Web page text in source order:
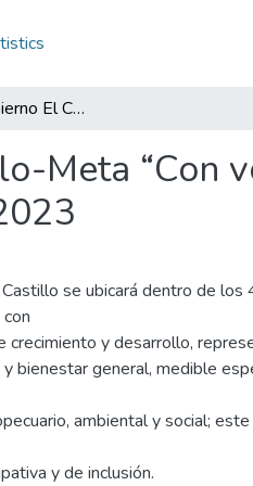
Programa de gobierno El Castillo-Meta “Con voluntad y experiencia lo haremos mejor” período 2020-2023
Meta “Con
se ubicará dentro de los
crecimiento y desarrollo,
y bienestar general, medible
ambiental y social;
y de inclusión.